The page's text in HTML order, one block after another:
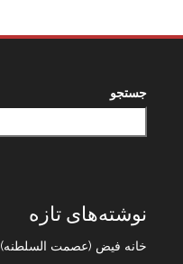
جستجو
نوشته‌های تازه
خانه فیض (عصمت السلطنه)